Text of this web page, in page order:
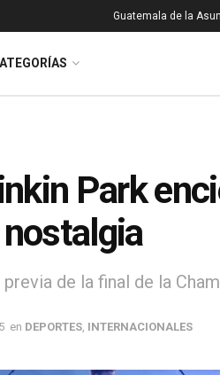
Guatemala de la
Park
de la final de la
en DEPORTES INTERNACIONALES